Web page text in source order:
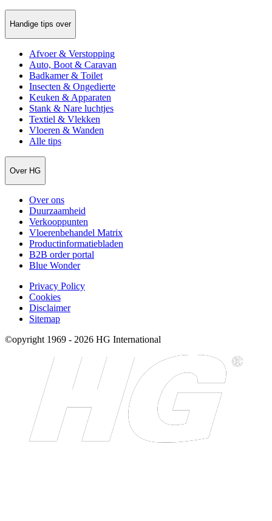
Handige tips over
Afvoer & Verstopping
Auto, Boot & Caravan
Badkamer & Toilet
Insecten & Ongedierte
Keuken & Apparaten
Stank & Nare luchtjes
Textiel & Vlekken
Vloeren & Wanden
Alle tips
Over HG
Over ons
Duurzaamheid
Verkooppunten
Vloerenbehandel Matrix
Productinformatiebladen
B2B order portal
Blue Wonder
Privacy Policy
Cookies
Disclaimer
Sitemap
©opyright 1969 - 2026 HG International